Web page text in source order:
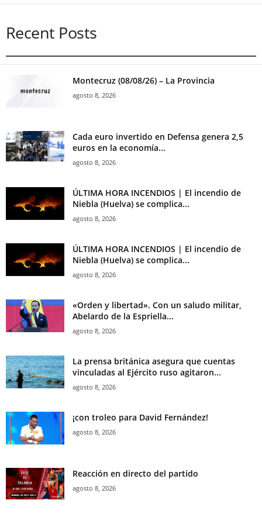
Recent Posts
Montecruz (08/08/26) – La Provincia
agosto 8, 2026
Cada euro invertido en Defensa genera 2,5
euros en la economía...
agosto 8, 2026
ÚLTIMA HORA INCENDIOS | El incendio de
Niebla (Huelva) se complica...
agosto 8, 2026
ÚLTIMA HORA INCENDIOS | El incendio de
Niebla (Huelva) se complica...
agosto 8, 2026
«Orden y libertad». Con un saludo militar,
Abelardo de la Espriella...
agosto 8, 2026
La prensa británica asegura que cuentas
vinculadas al Ejército ruso agitaron...
agosto 8, 2026
¡con troleo para David Fernández!
agosto 8, 2026
Reacción en directo del partido
agosto 8, 2026